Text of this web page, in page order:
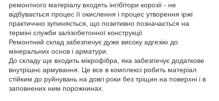
ремонтного матеріалу входять інгібітори корозії - не
відбувається процес її окислення і процес утворення іржі
практиччно зупиняється, що позитивно позначається на
терміні служби залізобетонної конструкції
Ремонтний склад забезпечує дуже високу адгезію до
мінеральних основ і арматури.
До складу ще входить мікрофібра, яка забезпечує додаткове
внутрішнє армування. Це все в комплексі робить матеріал
стійким до руйнувань на довгі роки без тріщин на поверхні і в
заповнених ним порожнинах.